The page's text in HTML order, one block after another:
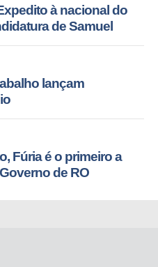
à nacional do
de Samuel
lançam
Fúria é o primeiro a
de RO